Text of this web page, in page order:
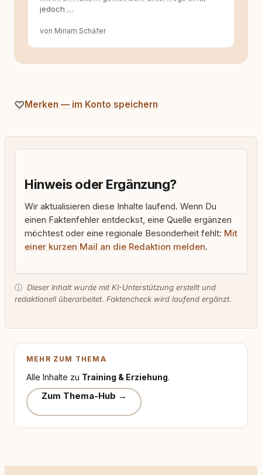
jedoch …
von Miriam Schäfer
Merken — im Konto speichern
Hinweis oder Ergänzung?
Wir aktualisieren diese Inhalte laufend. Wenn Du
einen Faktenfehler entdeckst, eine Quelle ergänzen
möchtest oder eine regionale Besonderheit fehlt: Mit
einer kurzen Mail an die Redaktion melden.
ⓘ Dieser Inhalt wurde mit KI-Unterstützung erstellt und
redaktionell überarbeitet. Faktencheck wird laufend ergänzt.
MEHR ZUM THEMA
Alle Inhalte zu Training & Erziehung.
Zum Thema-Hub →